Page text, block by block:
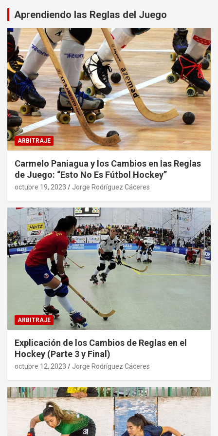
Aprendiendo las Reglas del Juego
ARBITRAJE
Carmelo Paniagua y los Cambios en las Reglas
de Juego: “Esto No Es Fútbol Hockey”
octubre 19, 2023 Jorge Rodríguez Cáceres
ARBITRAJE
Explicación de los Cambios de Reglas en el
Hockey (Parte 3 y Final)
octubre 12, 2023 Jorge Rodríguez Cáceres